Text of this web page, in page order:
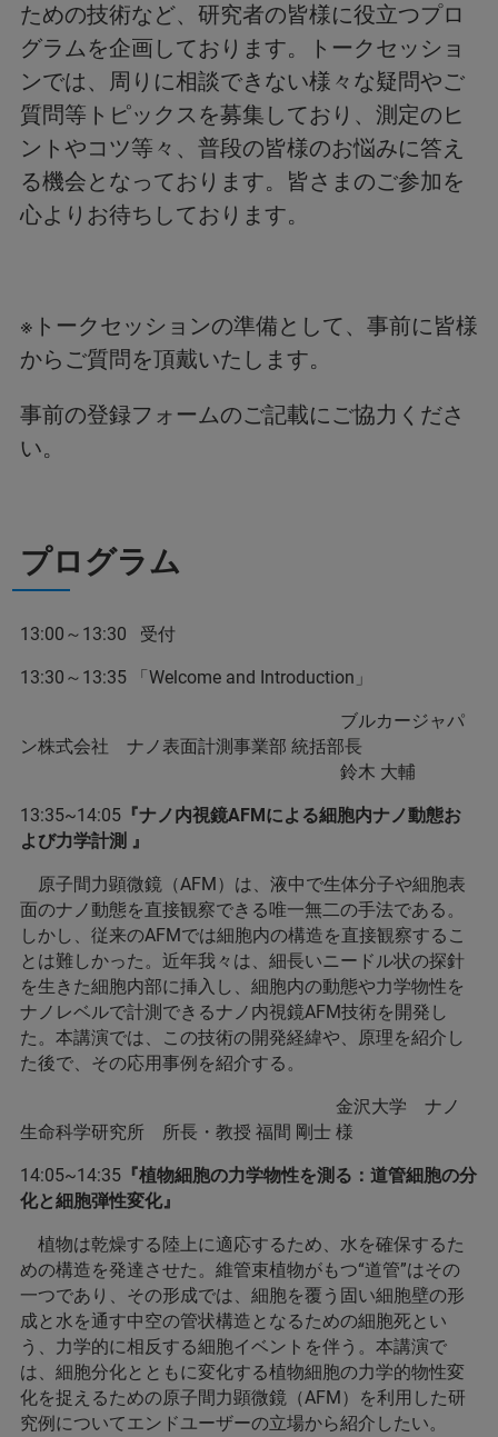
ための技術など、研究者の皆様に役立つプロ
グラムを企画しております。トークセッショ
ンでは、周りに相談できない様々な疑問やご
質問等トピックスを募集しており、測定のヒ
ントやコツ等々、普段の皆様のお悩みに答え
る機会となっております。皆さまのご参加を
心よりお待ちしております。
※トークセッションの準備として、事前に皆様
からご質問を頂戴いたします。
事前の登録フォームのご記載にご協力くださ
い。
プログラム
13:00～13:30 受付
13:30～13:35 「Welcome and Introduction」
ブルカージャパ
ン株式会社 ナノ表面計測事業部 統括部長
鈴木 大輔
13:35~14:05 『ナノ内視鏡AFMによる細胞内ナノ動態お
よび力学計測 』
原子間力顕微鏡（AFM）は、液中で生体分子や細胞表
面のナノ動態を直接観察できる唯一無二の手法である。
しかし、従来のAFMでは細胞内の構造を直接観察するこ
とは難しかった。近年我々は、細長いニードル状の探針
を生きた細胞内部に挿入し、細胞内の動態や力学物性を
ナノレベルで計測できるナノ内視鏡AFM技術を開発し
た。本講演では、この技術の開発経緯や、原理を紹介し
た後で、その応用事例を紹介する。
金沢大学 ナノ
生命科学研究所 所長・教授 福間 剛士 様
14:05~14:35 『植物細胞の力学物性を測る：道管細胞の分
化と細胞弾性変化』
植物は乾燥する陸上に適応するため、水を確保するた
めの構造を発達させた。維管束植物がもつ“道管”はその
一つであり、その形成では、細胞を覆う固い細胞壁の形
成と水を通す中空の管状構造となるための細胞死とい
う、力学的に相反する細胞イベントを伴う。本講演で
は、細胞分化とともに変化する植物細胞の力学的物性変
化を捉えるための原子間力顕微鏡（AFM）を利用した研
究例についてエンドユーザーの立場から紹介したい。